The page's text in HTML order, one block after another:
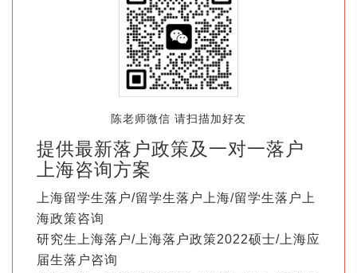
陈老师微信 请扫描加好友
提供最新落户政策及一对一落户
上海咨询方案
上海留学生落户/留学生落户上海/留学生落户上
海政策咨询
研究生上海落户/上海落户政策2022硕士/上海应
届生落户咨询